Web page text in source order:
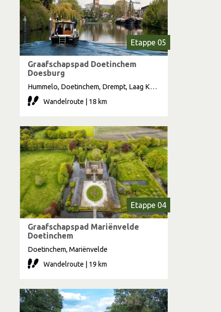
Etappe 05
Graafschapspad Doetinchem
Doesburg
Hummelo, Doetinchem, Drempt, Laag Keppel, Doesburg, Hoog Keppel
Wandelroute | 18 km
Etappe 04
Graafschapspad Mariënvelde
Doetinchem
Doetinchem, Mariënvelde
Wandelroute | 19 km